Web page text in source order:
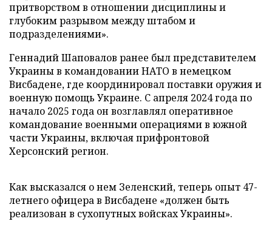
притворством в отношении дисциплины и
глубоким разрывом между штабом и
подразделениями».
Геннадий Шаповалов ранее был представителем
Украины в командовании НАТО в немецком
Висбадене, где координировал поставки оружия и
военную помощь Украине. С апреля 2024 года по
начало 2025 года он возглавлял оперативное
командование военными операциями в южной
части Украины, включая прифронтовой
Херсонский регион.
Как высказался о нем Зеленский, теперь опыт 47-
летнего офицера в Висбадене «должен быть
реализован в сухопутных войсках Украины».